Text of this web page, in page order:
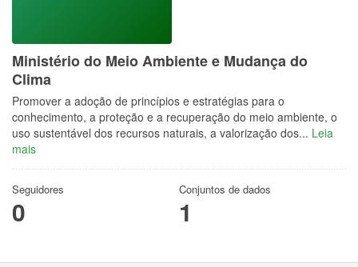
Ministério do Meio Ambiente e Mudança do
Clima
Promover a adoção de princípios e estratégias para o
conhecimento, a proteção e a recuperação do meio ambiente, o
uso sustentável dos recursos naturais, a valorização dos... Leia
mais
Seguidores
0
Conjuntos de dados
1